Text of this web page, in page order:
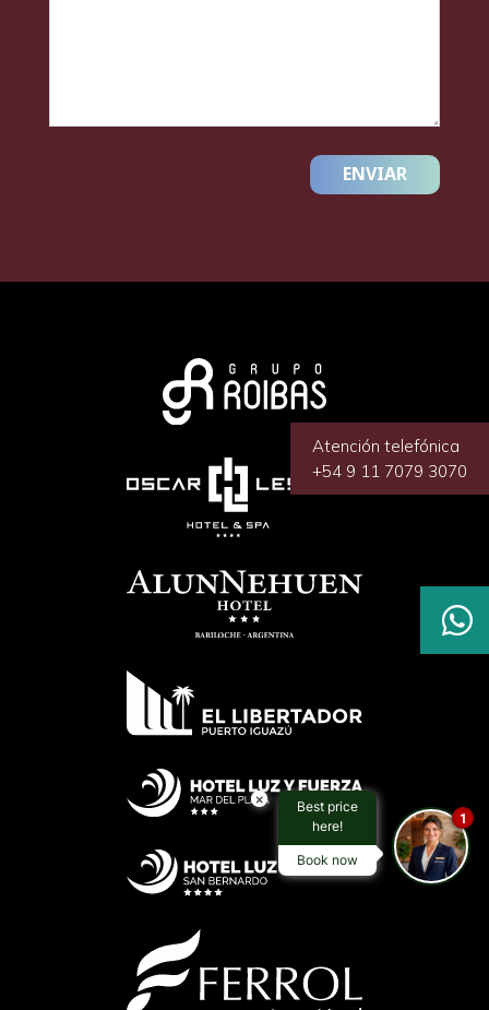
ENVIAR
Atención telefónica
+54 9 11 7079 3070

×
Best price
here!
Book now
1